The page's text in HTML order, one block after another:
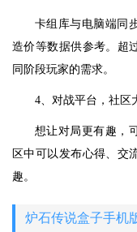
卡组库与电脑端同
造价等数据供参考。超
同阶段玩家的需求。
4、对战平台，社区
想让对局更有趣，
区中可以发布心得、交
趣。
炉石传说盒子手机